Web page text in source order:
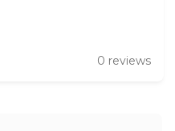
0 reviews